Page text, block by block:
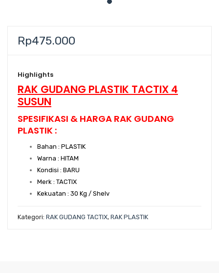
Rp475.000
Highlights
RAK GUDANG PLASTIK TACTIX 4
SUSUN
SPESIFIKASI & HARGA RAK GUDANG
PLASTIK :
Bahan : PLASTIK
Warna : HITAM
Kondisi : BARU
Merk : TACTIX
Kekuatan : 30 Kg / Shelv
Kategori: RAK GUDANG TACTIX, RAK PLASTIK